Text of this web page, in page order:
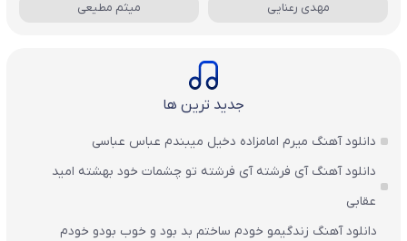
مهدی رعنایی میثم مطیعی
جدید ترین ها
دانلود آهنگ میرم امامزاده دخیل میبندم عباس عباسی
دانلود آهنگ آی فرشته آی فرشته تو چشمات خود بهشته امید
عقابی
دانلود آهنگ زندگیمو خودم ساختم بد بود و خوب بودو خودم